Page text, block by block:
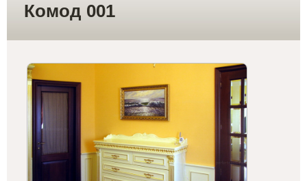
Комод 001